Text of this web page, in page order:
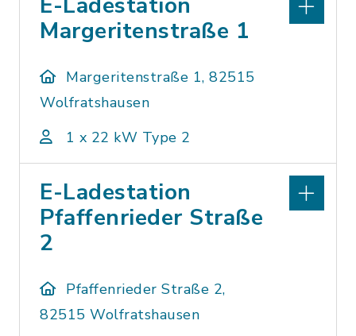
Margeritenstraße 1
Margeritenstraße 1, 82515
Wolfratshausen
1 x 22 kW Type 2
E-Ladestation
Pfaffenrieder Straße
2
Pfaffenrieder Straße 2,
82515 Wolfratshausen